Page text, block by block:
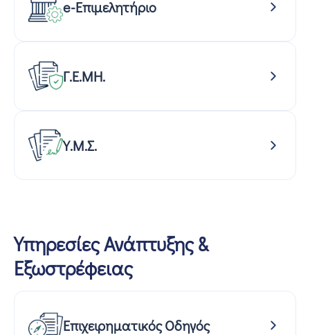
e-Επιμελητήριο
Γ.Ε.ΜΗ.
Υ.Μ.Σ.
Υπηρεσίες Ανάπτυξης &
Εξωστρέφειας
Επιχειρηματικός Οδηγός